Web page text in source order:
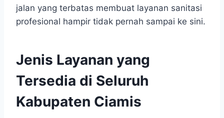
jalan yang terbatas membuat layanan sanitasi
profesional hampir tidak pernah sampai ke sini.
Jenis Layanan yang
Tersedia di Seluruh
Kabupaten Ciamis